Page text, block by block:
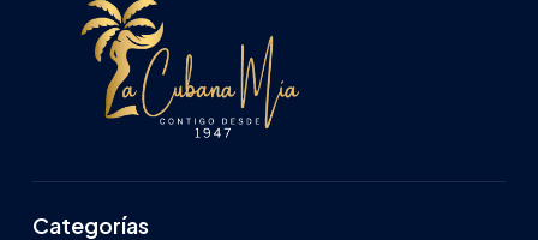
Categorías